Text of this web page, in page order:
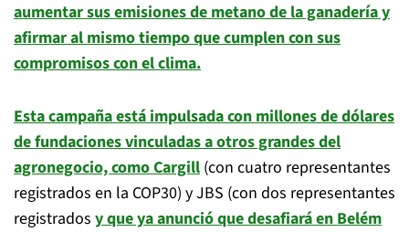
aumentar sus emisiones de metano de la ganadería y
afirmar al mismo tiempo que cumplen con sus
compromisos con el clima.
Esta campaña está impulsada con millones de dólares
de fundaciones vinculadas a otros grandes del
agronegocio, como Cargill (con cuatro representantes
registrados en la COP30) y JBS (con dos representantes
registrados y que ya anunció que desafiará en Belém